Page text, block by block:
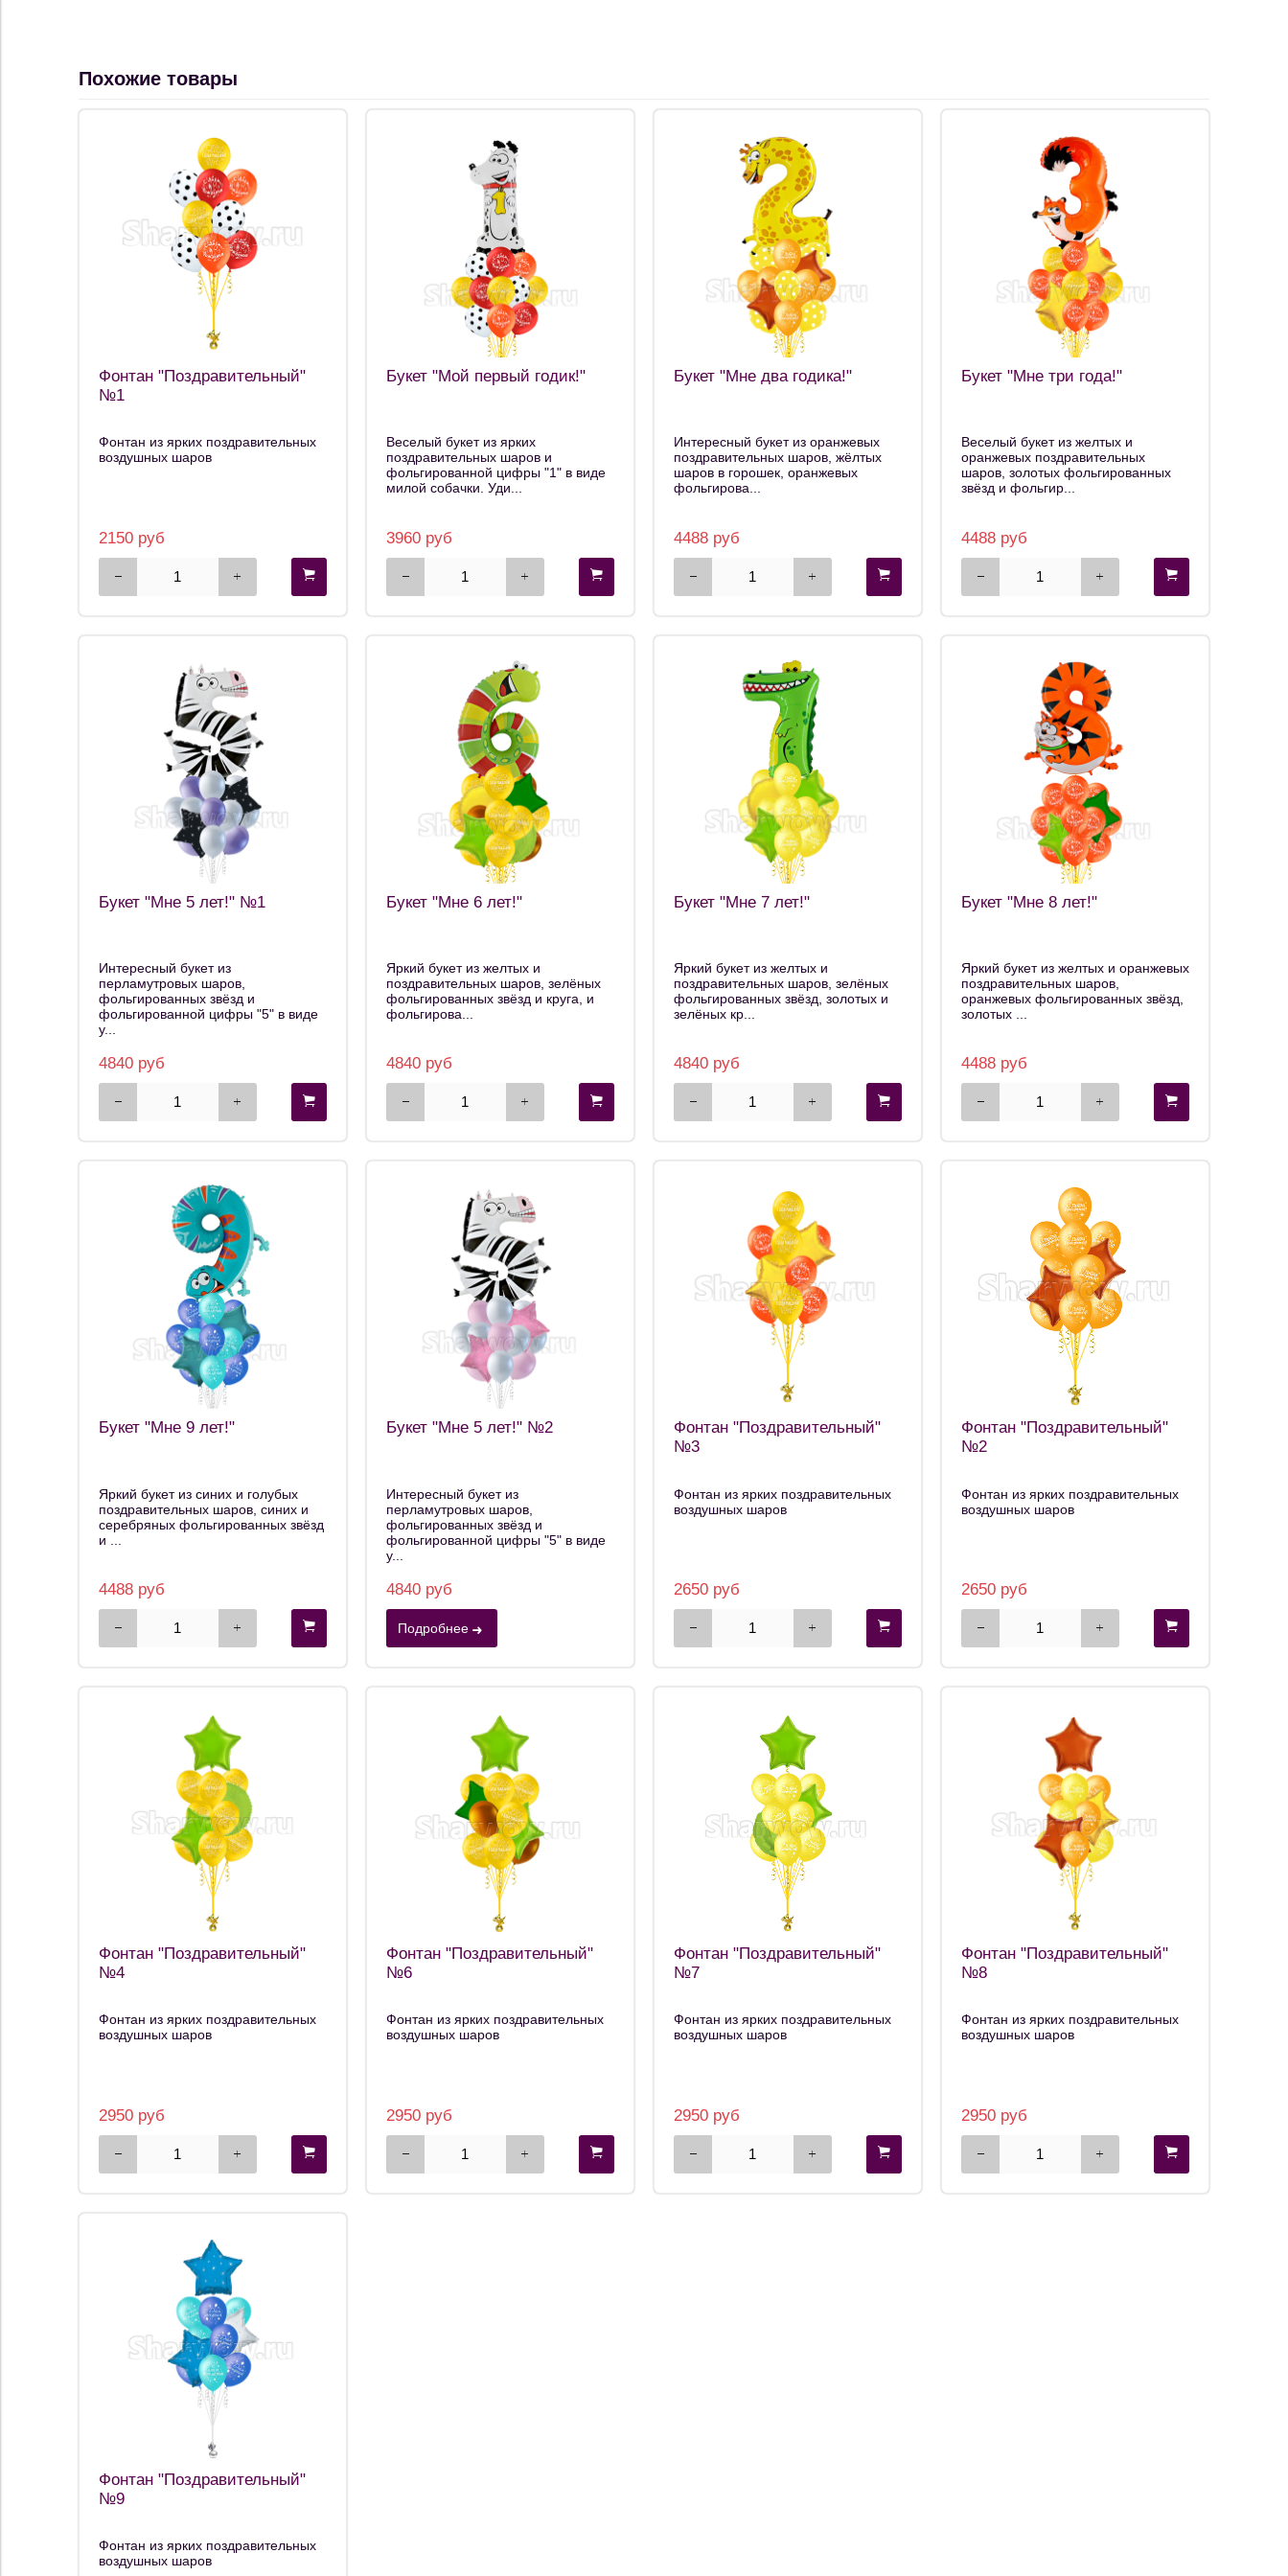
Похожие товары
Фонтан "Поздравительный"
№1
Фонтан из ярких поздравительных
воздушных шаров
2150 руб
Букет "Мой первый годик!"
Веселый букет из ярких
поздравительных шаров и
фольгированной цифры "1" в виде
милой собачки. Уди...
3960 руб
Букет "Мне два годика!"
Интересный букет из оранжевых
поздравительных шаров, жёлтых
шаров в горошек, оранжевых
фольгирова...
4488 руб
Букет "Мне три года!"
Веселый букет из желтых и
оранжевых поздравительных
шаров, золотых фольгированных
звёзд и фольгир...
4488 руб
Букет "Мне 5 лет!" №1
Интересный букет из
перламутровых шаров,
фольгированных звёзд и
фольгированной цифры "5" в виде
у...
4840 руб
Букет "Мне 6 лет!"
Яркий букет из желтых и
поздравительных шаров, зелёных
фольгированных звёзд и круга, и
фольгирова...
4840 руб
Букет "Мне 7 лет!"
Яркий букет из желтых и
поздравительных шаров, зелёных
фольгированных звёзд, золотых и
зелёных кр...
4840 руб
Букет "Мне 8 лет!"
Яркий букет из желтых и оранжевых
поздравительных шаров,
оранжевых фольгированных звёзд,
золотых ...
4488 руб
Букет "Мне 9 лет!"
Яркий букет из синих и голубых
поздравительных шаров, синих и
серебряных фольгированных звёзд
и ...
4488 руб
Букет "Мне 5 лет!" №2
Интересный букет из
перламутровых шаров,
фольгированных звёзд и
фольгированной цифры "5" в виде
у...
4840 руб
Подробнее
Фонтан "Поздравительный"
№3
Фонтан из ярких поздравительных
воздушных шаров
2650 руб
Фонтан "Поздравительный"
№2
Фонтан из ярких поздравительных
воздушных шаров
2650 руб
Фонтан "Поздравительный"
№4
Фонтан из ярких поздравительных
воздушных шаров
2950 руб
Фонтан "Поздравительный"
№6
Фонтан из ярких поздравительных
воздушных шаров
2950 руб
Фонтан "Поздравительный"
№7
Фонтан из ярких поздравительных
воздушных шаров
2950 руб
Фонтан "Поздравительный"
№8
Фонтан из ярких поздравительных
воздушных шаров
2950 руб
Фонтан "Поздравительный"
№9
Фонтан из ярких поздравительных
воздушных шаров